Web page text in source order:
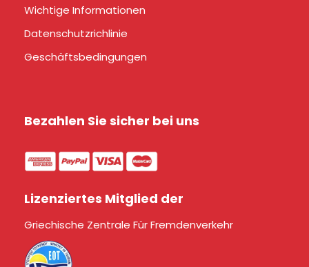
Wichtige Informationen
Datenschutzrichlinie
Geschäftsbedingungen
Bezahlen Sie sicher bei uns
Lizenziertes Mitglied der
Griechische Zentrale Für Fremdenverkehr